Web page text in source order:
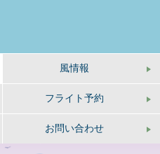
風情報
フライト予約
お問い合わせ